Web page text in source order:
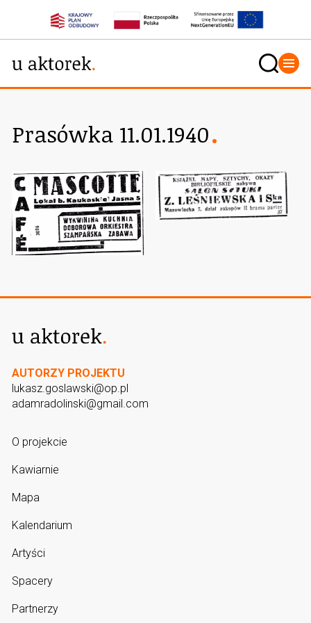
Prasówka 11.01.1940
AUTORZY PROJEKTU
lukasz.goslawski@op.pl
adamradolinski@gmail.com
O projekcie
Kawiarnie
Mapa
Kalendarium
Artyści
Spacery
Partnerzy